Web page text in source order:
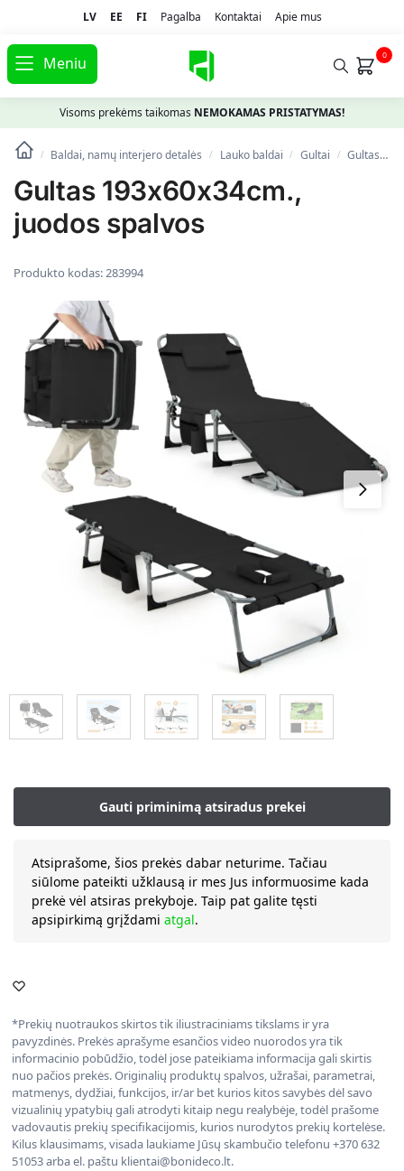
LV EE FI Pagalba Kontaktai Apie mus
Meniu 0
Visoms prekėms taikomas NEMOKAMAS PRISTATYMAS!
/ Baldai, namų interjero detalės / Lauko baldai / Gultai / Gultas 193x60x34cm., juodos spalvos
Gultas 193x60x34cm.,
juodos spalvos
Produkto kodas:283994
Atsiprašome, šios prekės dabar neturime. Tačiau
siūlome pateikti užklausą ir mes Jus informuosime kada
prekė vėl atsiras prekyboje. Taip pat galite tęsti
apsipirkimą grįždami atgal.
*Prekių nuotraukos skirtos tik iliustraciniams tikslams ir yra
pavyzdinės. Prekės aprašyme esančios video nuorodos yra tik
informacinio pobūdžio, todėl jose pateikiama informacija gali skirtis
nuo pačios prekės. Originalių produktų spalvos, užrašai, parametrai,
matmenys, dydžiai, funkcijos, ir/ar bet kurios kitos savybės dėl savo
vizualinių ypatybių gali atrodyti kitaip negu realybėje, todėl prašome
vadovautis prekių specifikacijomis, kurios nurodytos prekių kortelėse.
Kilus klausimams, visada laukiame Jūsų skambučio telefonu +370 632
51053 arba el. paštu klientai@bonideco.lt.